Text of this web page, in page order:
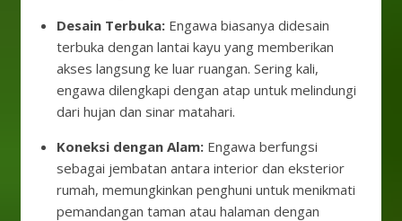
Desain Terbuka: Engawa biasanya didesain
terbuka dengan lantai kayu yang memberikan
akses langsung ke luar ruangan. Sering kali,
engawa dilengkapi dengan atap untuk melindungi
dari hujan dan sinar matahari.
Koneksi dengan Alam: Engawa berfungsi
sebagai jembatan antara interior dan eksterior
rumah, memungkinkan penghuni untuk menikmati
pemandangan taman atau halaman dengan